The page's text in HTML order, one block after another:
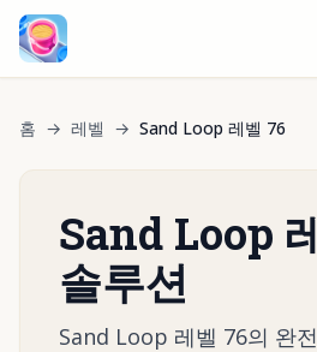
홈 → 레벨 → Sand Loop 레벨 76
Sand Loop
솔루션
Sand Loop 레벨 76의 완